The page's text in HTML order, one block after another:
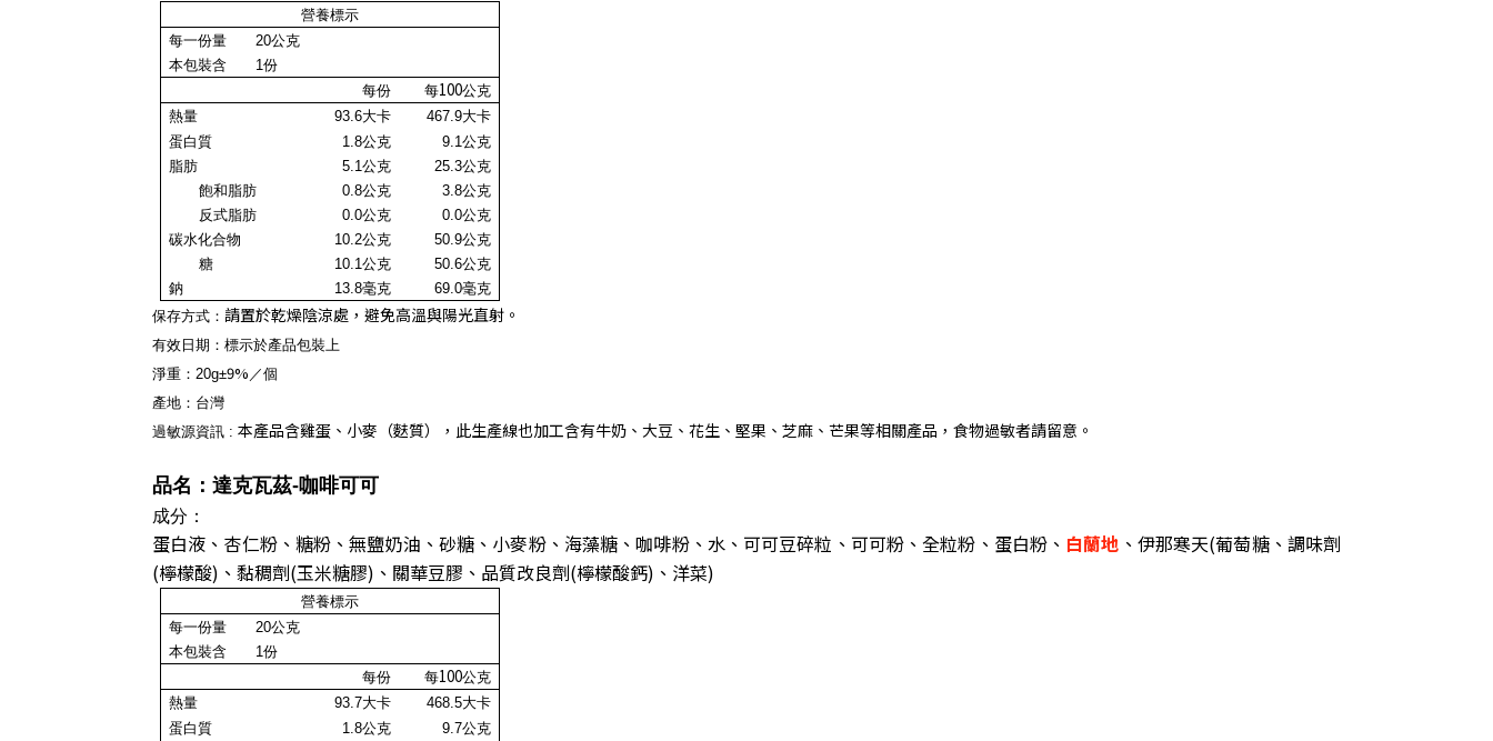
營養標示
每一份量
20公克
本包裝含
1份
每份
每100公克
熱量
93.6大卡
467.9大卡
蛋白質
1.8公克
9.1公克
脂肪
5.1公克
25.3公克
飽和脂肪
0.8公克 3.8公克
反式脂肪
0.0公克 0.0公克
碳水化合物
10.2公克 50.9公克
糖
10.1公克
50.6公克
鈉
13.8毫克 69.0毫克
保存方式： 請置於乾燥陰涼處，避免高溫與陽光直射。
有效日期：標示於產品包裝上
淨重：20g±9% ／個
產地 ： 台灣
過敏源資訊 : 本產品含雞蛋、小麥（麩質），此生產線也加工含有牛奶、大豆、花生、堅果、芝麻、芒果等相關產品，食物過敏者請留意。
品名：達克瓦茲-咖啡可可
成分：
蛋白液、杏仁粉、糖粉、無鹽奶油、砂糖、小麥粉、海藻糖、咖啡粉、水、可可豆碎粒、可可粉、全粒粉、蛋白粉、 白蘭地 、伊那寒天(葡萄糖、調味劑
(檸檬酸)、黏稠劑(玉米糖膠)、關華豆膠、品質改良劑(檸檬酸鈣)、洋菜)
營養標示
每一份量
20公克
本包裝含
1份
每份
每100公克
熱量
93.7大卡
468.5大卡
蛋白質
1.8公克
9.7公克